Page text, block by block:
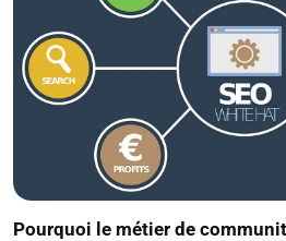
Pourquoi le métier de